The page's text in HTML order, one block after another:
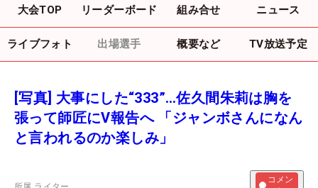
大会TOP リーダーボード 組み合せ ニュース
ライブフォト 出場選手 概要など TV放送予定
[写真] 大事にした“333”…佐久間朱莉は胸を
張って師匠にV報告へ 「ジャンボさんになん
と言われるのか楽しみ」
コメン